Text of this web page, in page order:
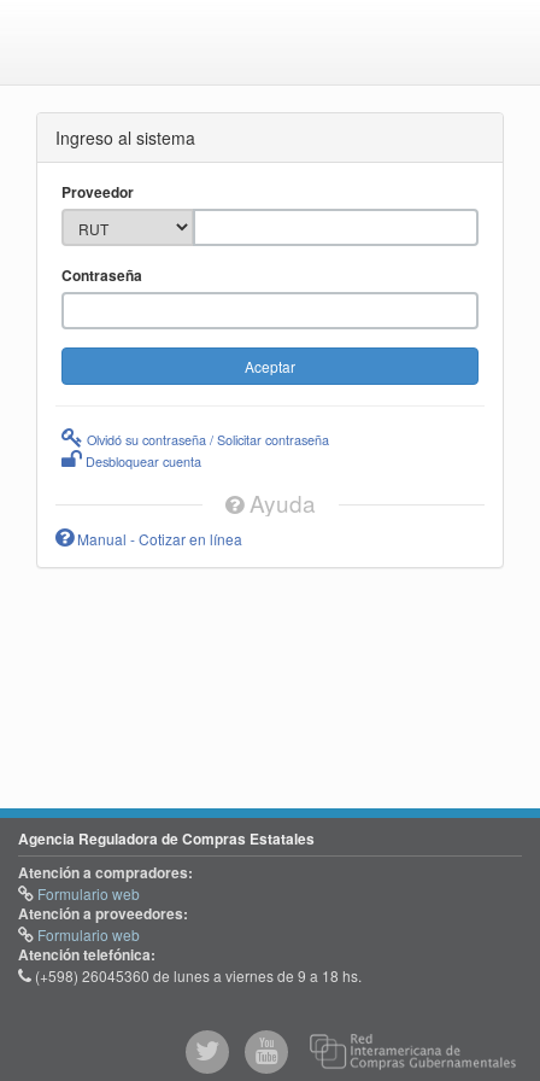
Ingreso al sistema
Proveedor
Contraseña
Olvidó su contraseña / Solicitar contraseña
Desbloquear cuenta
Ayuda
Manual - Cotizar en línea
Agencia Reguladora de Compras Estatales
Atención a compradores:
Formulario web
Atención a proveedores:
Formulario web
Atención telefónica:
(+598) 26045360 de lunes a viernes de 9 a 18 hs.
@comprasgubuy
ACCE